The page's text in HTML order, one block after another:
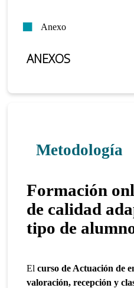
Anexo
ANEXOS
Metodología
Formación
de calidad
tipo de
Elcurso de Actuación de
valoración, recepción y